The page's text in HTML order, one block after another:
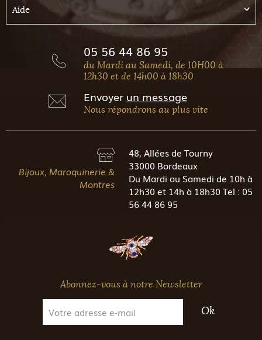
Aide
05 56 44 86 95
du Mardi au Samedi, de 10H00 à
12h30 et de 14h00 à 18h30
Envoyer un message
Nous répondrons au plus vite
Bijoux, Maroquinerie &
Montres
48, Allées de Tourny
33000 Bordeaux
Du Mardi au Samedi de 10h à
12h30 et 14h à 18h30 Tel : 05
56 44 86 95
Abonnez-vous à notre Newsletter
Ok